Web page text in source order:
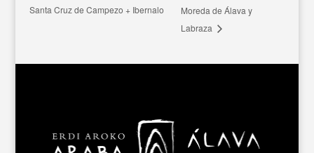
Santa Cruz de Campezo + Ibernalo
Moreda de Álava y
Labraza